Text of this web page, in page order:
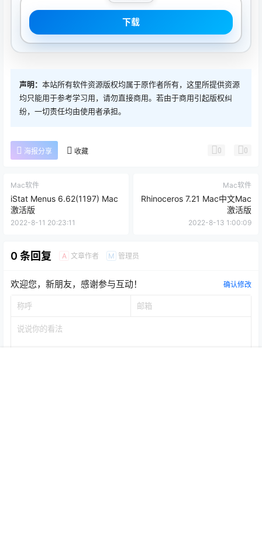
下载
声明： 本站所有软件资源版权均属于原作者所有，这里所提供资源
均只能用于参考学习用，请勿直接商用。若由于商用引起版权纠
纷，一切责任均由使用者承担。
海报分享 收藏 0 0
Mac软件
iStat Menus 6.62(1197) Mac
激活版
2022-8-11 20:23:11
Mac软件
Rhinoceros 7.21 Mac中文Mac
激活版
2022-8-13 1:00:09
0 条回复 A 文章作者 M 管理员
欢迎您，新朋友，感谢参与互动！ 确认修改